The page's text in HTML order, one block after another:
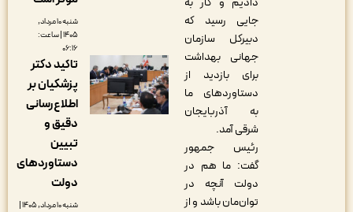
جایی رسید که
دبیرکل سازمان
جهانی بهداشت
برای بازدید از
دستاوردهای ما
به آذربایجان
شرقی آمد.
رئیس جمهور
گفت: ما هم در
دولت آنچه در
توان‌مان باشد و از
شنبه ۱۰ مرداد,
۱۴۰۵ | ساعت:
تاکید دکتر
پزشکیان بر
اطلاع‌رسانی
دستاوردهای
شنبه ۱۰ مرداد, ۱۴۰۵ |